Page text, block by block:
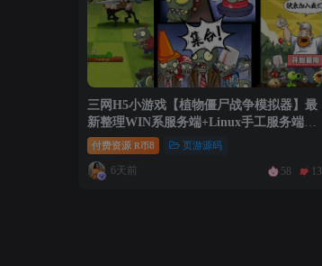
三网H5小游戏【植物僵尸战争模拟器】最
新整理WIN系服务端+Linux手工服务端
+详细搭建教程
付费资源 R币8 页游源码
6天前 58 13